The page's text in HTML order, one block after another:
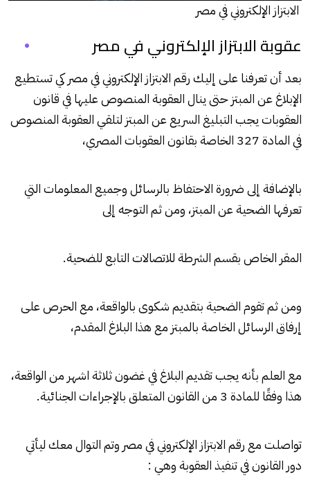
الابتزاز الإلكتروني في مصر
عقوبة الابتزاز الإلكتروني في مصر
بعد أن تعرفنا على إليكرقم الابتزاز الإلكتروني في مصر كي تستطيع
الإبلاغ عن المبتز حتى ينال العقوبة المنصوص عليها في قانون
العقوبات يجب التبليغ السريع عن المبتز لتلقي العقوبة المنصوص
في المادة 327 الخاصة بقانون العقوبات المصري،
بالإضافة إلى ضرورة الاحتفاظ بالرسائل وجميع المعلومات التي
تعرفها الضحية عن المبتز، ومن ثم التوجه إلى
المقر الخاص بقسم الشرطة للاتصالات التابع للضحية.
ومن ثم تقوم الضحية بتقديم شكوى بالواقعة، مع الحرص على
إرفاق الرسائل الخاصة بالمبتز مع هذا البلاغ المقدم،
مع العلم بأنه يجب تقديم البلاغ في غضون ثلاثة اشهر من الواقعة،
هذا وفقًا للمادة 3 من القانون المتعلق بالإجراءات الجنائية.
تواصلت مع رقم الابتزاز الإلكتروني في مصر وتم التوال معك ليأتي
دور القانون في تنفيذ العقوبة وهي :